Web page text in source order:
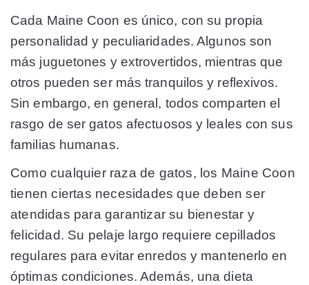
Cada Maine Coon es único, con su propia
personalidad y peculiaridades. Algunos son
más juguetones y extrovertidos, mientras que
otros pueden ser más tranquilos y reflexivos.
Sin embargo, en general, todos comparten el
rasgo de ser gatos afectuosos y leales con sus
familias humanas.
Como cualquier raza de gatos, los Maine Coon
tienen ciertas necesidades que deben ser
atendidas para garantizar su bienestar y
felicidad. Su pelaje largo requiere cepillados
regulares para evitar enredos y mantenerlo en
óptimas condiciones. Además, una dieta